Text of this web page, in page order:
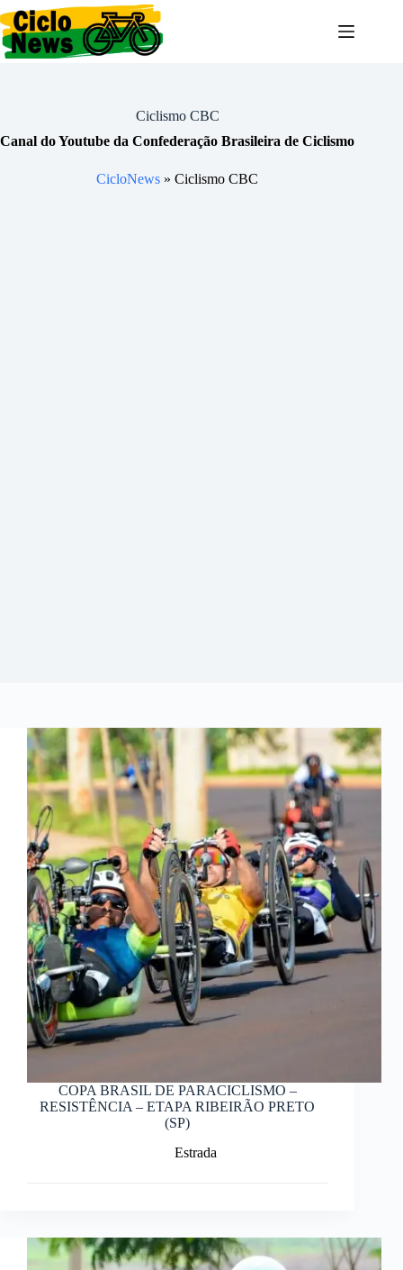
Pular
para
o
conteúdo
Ciclismo CBC
Canal do Youtube da Confederação Brasileira de Ciclismo
CicloNews »Ciclismo CBC
COPA BRASIL DE PARACICLISMO –
RESISTÊNCIA – ETAPA RIBEIRÃO PRETO
(SP)
Estrada